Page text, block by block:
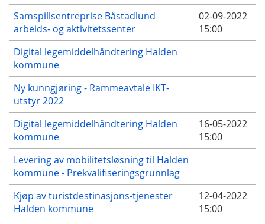
Samspillsentreprise Båstadlund
arbeids- og aktivitetssenter
02-09-2022
15:00
Digital legemiddelhåndtering Halden
kommune
Ny kunngjøring - Rammeavtale IKT-
utstyr 2022
Digital legemiddelhåndtering Halden
kommune
16-05-2022
15:00
Levering av mobilitetsløsning til Halden
kommune - Prekvalifiseringsgrunnlag
Kjøp av turistdestinasjons-tjenester
Halden kommune
12-04-2022
15:00